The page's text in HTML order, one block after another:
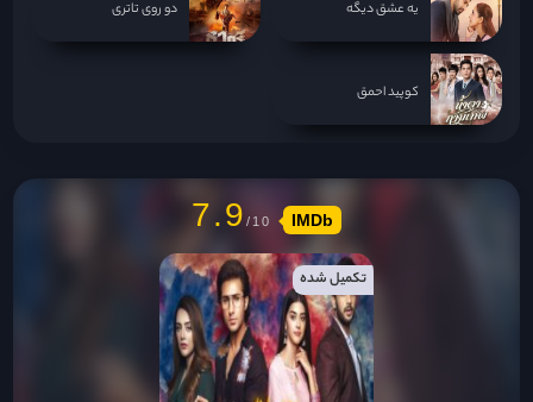
یه عشق دیگه دو روی تاتری
کوپید احمق
7.9 IMDb
تکمیل شده